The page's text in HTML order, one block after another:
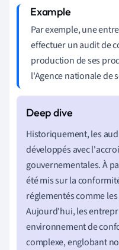
Par exemple, une
effectuer un audit de
production de ses
l'Agence nationale de
Historiquement, les
développés avec
gouvernementales. À
été mis sur la
réglementés comme
Aujourd'hui, les
environnement de
complexe, englobant